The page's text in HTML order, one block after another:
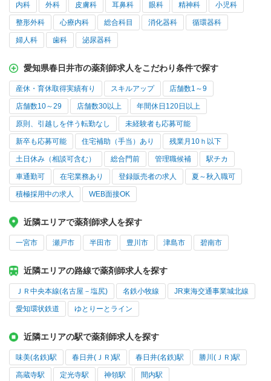
内科 外科 皮膚科 耳鼻科 眼科 精神科 小児科
整形外科 心療内科 総合科目 消化器科 循環器科
婦人科 歯科 泌尿器科
愛知県春日井市の薬剤師求人をこだわり条件で探す
産休・育休取得実績有り スキルアップ 店舗数1～9
店舗数10～29 店舗数30以上 年間休日120日以上
原則、引越しを伴う転勤なし 未経験者も応募可能
新卒も応募可能 住宅補助（手当）あり 残業月10ｈ以下
土日休み（相談可含む） 総合門前 管理職候補 駅チカ
車通勤可 在宅業務あり 登録販売者の求人 夏～秋入職可
積極採用中の求人 WEB面接OK
近隣エリアで薬剤師求人を探す
一宮市 瀬戸市 半田市 豊川市 津島市 碧南市
近隣エリアの路線で薬剤師求人を探す
ＪＲ中央本線(名古屋－塩尻) 名鉄小牧線 JR東海交通事業城北線
愛知環状鉄道 ゆとりーとライン
近隣エリアの駅で薬剤師求人を探す
味美(名鉄)駅 春日井(ＪＲ)駅 春日井(名鉄)駅 勝川(ＪＲ)駅
高蔵寺駅 定光寺駅 神領駅 間内駅